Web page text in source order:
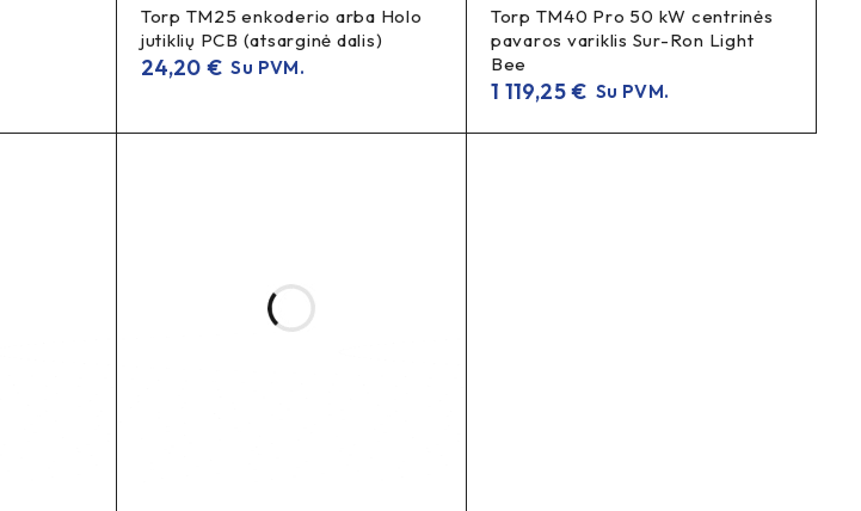
Torp TM25 enkoderio arba Holo
jutiklių PCB (atsarginė dalis)
24,20€ Su PVM.
Torp TM40 Pro 50 kW centrinės
pavaros variklis Sur-Ron Light
Bee
1 119,25€ Su PVM.